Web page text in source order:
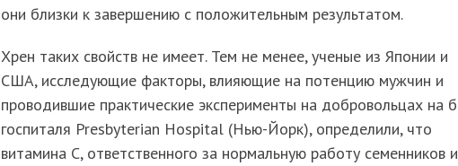
они близки к завершению с положительным результатом.
Хрен таких свойств не имеет. Тем не менее, ученые из Японии и
США, исследующие факторы, влияющие на потенцию мужчин и
проводившие практические эксперименты на добровольцах на
госпиталя Presbyterian Hospital (Нью-Йорк), определили, что
витамина С, ответственного за нормальную работу семенников и